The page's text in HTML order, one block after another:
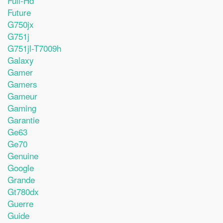
Future
G750jx
G751j
G751jl-T7009h
Galaxy
Gamer
Gamers
Gameur
Gaming
Garantie
Ge63
Ge70
Genuine
Google
Grande
Gt780dx
Guerre
Guide